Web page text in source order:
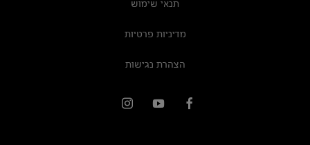
תנאי שימוש
מדיניות פרטיות
הצהרת נגישות